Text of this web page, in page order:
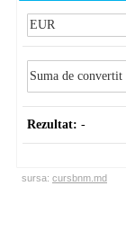
Rezultat: -
sursa: cursbnm.md